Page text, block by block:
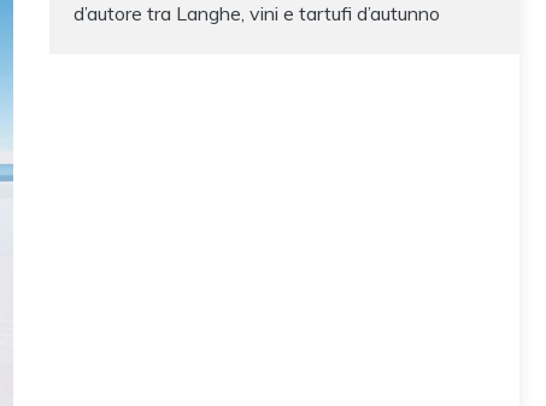
d’autore tra Langhe, vini e tartufi d’autunno